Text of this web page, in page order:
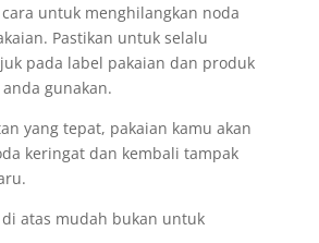
untuk menghilangkan noda
Pastikan untuk selalu
pada label pakaian dan produk
gunakan.
yang tepat, pakaian kamu akan
keringat dan kembali tampak
atas mudah bukan untuk